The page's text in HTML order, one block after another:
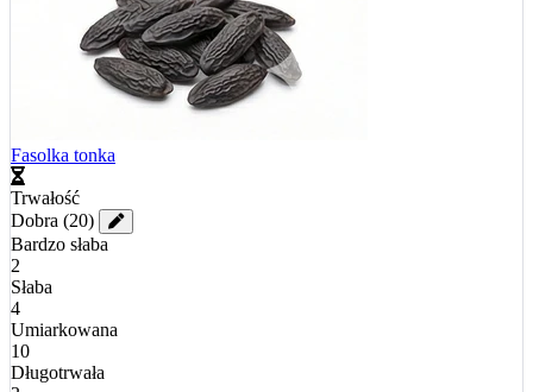
Fasolka tonka
Trwałość
Dobra (20)
Bardzo słaba
2
Słaba
4
Umiarkowana
10
Długotrwała